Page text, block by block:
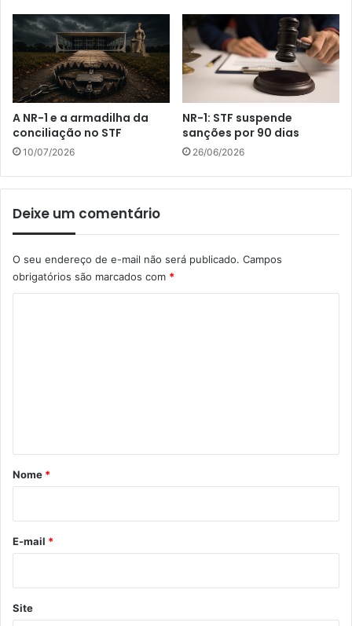
A NR-1 e a armadilha da
conciliação no STF
10/07/2026
NR-1: STF suspende
sanções por 90 dias
26/06/2026
Deixe um comentário
O seu endereço de e-mail não será publicado. Campos
obrigatórios são marcados com *
r
*
Nome *
E-mail *
Site